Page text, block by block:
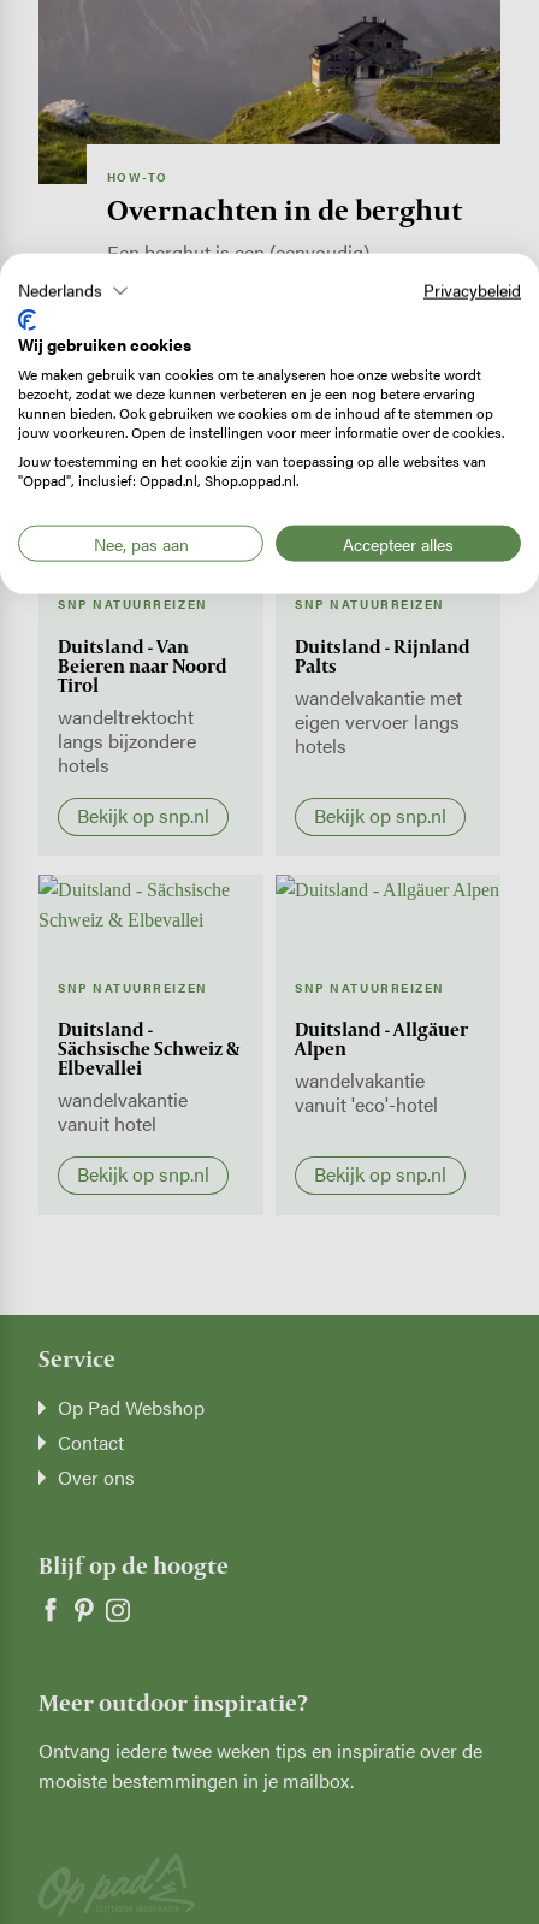
HOW-TO
Overnachten in de berghut
Een berghut is een (eenvoudig)
onderkomen in de bergen, dat dient om
Lees verder
Geselecteerd door Op Pad
SNP NATUURREIZEN
Duitsland - Van
Beieren naar Noord
Tirol
wandeltrektocht
langs bijzondere
hotels
Bekijk op snp.nl
SNP NATUURREIZEN
Duitsland - Rijnland
Palts
wandelvakantie met
eigen vervoer langs
hotels
Bekijk op snp.nl
SNP NATUURREIZEN
Duitsland -
Sächsische Schweiz &
Elbevallei
wandelvakantie
vanuit hotel
Bekijk op snp.nl
SNP NATUURREIZEN
Duitsland - Allgäuer
Alpen
wandelvakantie
vanuit 'eco'-hotel
Bekijk op snp.nl
Service
Op Pad Webshop
Contact
Over ons
Blijf op de hoogte
Meer outdoor inspiratie?
Ontvang iedere twee weken tips en inspiratie over de
mooiste bestemmingen in je mailbox.
Nederlands Privacybeleid
Wij gebruiken cookies
We maken gebruik van cookies om te analyseren hoe onze website wordt
bezocht, zodat we deze kunnen verbeteren en je een nog betere ervaring
kunnen bieden. Ook gebruiken we cookies om de inhoud af te stemmen op
jouw voorkeuren. Open de instellingen voor meer informatie over de cookies.
Jouw toestemming en het cookie zijn van toepassing op alle websites van
"Oppad", inclusief: Oppad.nl, Shop.oppad.nl.
Nee, pas aan Accepteer alles